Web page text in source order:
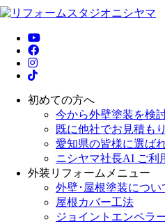
初めての方へ
今から外壁塗装を検
既に他社でお見積も
愛知県の皆様に選ば
ニシヤマ社長AI ご利
外装リフォームメニュー
外壁･屋根塗装につい
屋根カバー工法
ジョイントエンペラ